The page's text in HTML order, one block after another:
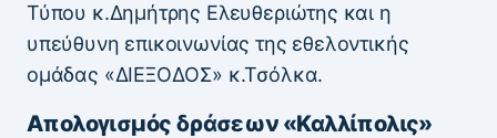
Τύπου κ.Δημήτρης Ελευθεριώτης και η
υπεύθυνη επικοινωνίας της εθελοντικής
ομάδας «ΔΙΕΞΟΔΟΣ» κ.Τσόλκα.
Απολογισμός δράσεων «Καλλίπολις»